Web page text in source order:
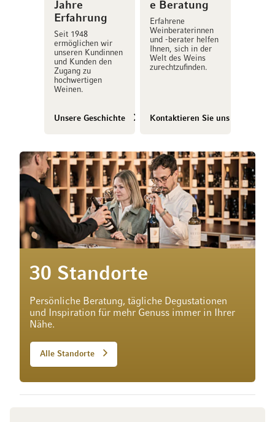
Jahre
Erfahrung
Seit 1948
ermöglichen wir
unseren Kundinnen
und Kunden den
Zugang zu
hochwertigen
Weinen.
Unsere Geschichte
e Beratung
Erfahrene
Weinberaterinnen
und -berater helfen
Ihnen, sich in der
Welt des Weins
zurechtzufinden.
Kontaktieren Sie uns
30 Standorte
Persönliche Beratung, tägliche Degustationen
und Inspiration für mehr Genuss immer in Ihrer
Nähe.
Alle Standorte